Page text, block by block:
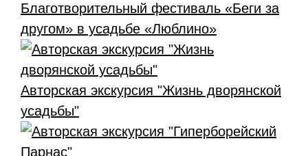
Благотворительный фестиваль «Беги за
другом» в усадьбе «Люблино»
Авторская экскурсия "Жизнь дворянской
усадьбы"